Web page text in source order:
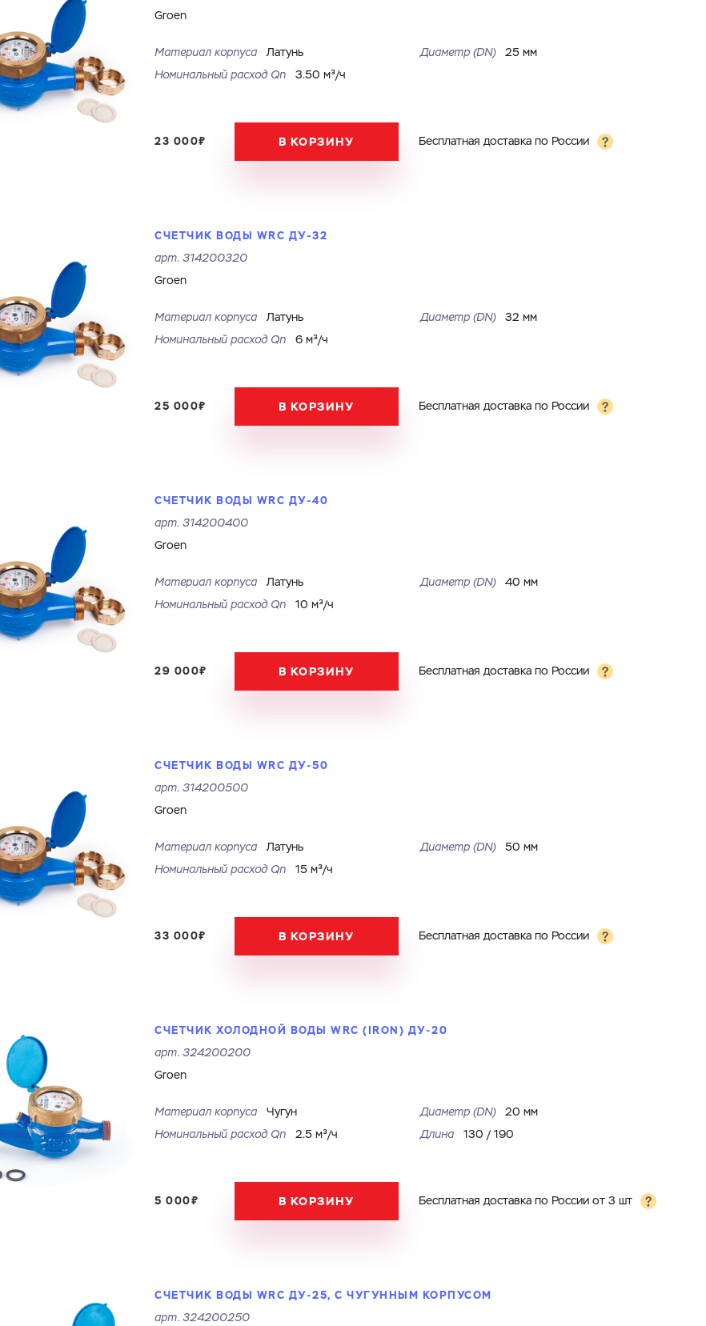
Электронная почта
Комментарий
Номер телефона
Перечислите товары, которые вас интересуют и укажите какую информацию
Номер телефона
Электронная почта
Groen
Материал корпуса Латунь Диаметр (DN)
25 мм
Номинальный расход Qn
3.50 м³/ч
23 000₽ В КОРЗИНУ Бесплатная доставка по России
СЧЕТЧИК ВОДЫ WRC ДУ-32
арт. 314200320
Groen
Материал корпуса Латунь Диаметр (DN)
32 мм
Номинальный расход Qn
6 м³/ч
25 000₽ В КОРЗИНУ Бесплатная доставка по России
СЧЕТЧИК ВОДЫ WRC ДУ-40
арт. 314200400
Groen
Материал корпуса Латунь Диаметр (DN)
40 мм
Номинальный расход Qn
10 м³/ч
29 000₽ В КОРЗИНУ Бесплатная доставка по России
СЧЕТЧИК ВОДЫ WRC ДУ-50
арт. 314200500
Groen
Материал корпуса Латунь Диаметр (DN)
50 мм
Номинальный расход Qn
15 м³/ч
33 000₽ В КОРЗИНУ Бесплатная доставка по России
СЧЕТЧИК ХОЛОДНОЙ ВОДЫ WRC (IRON) ДУ-20
арт. 324200200
Groen
Материал корпуса Чугун Диаметр (DN)
20 мм
Номинальный расход Qn
2.5 м³/ч Длина 130 / 190
5 000₽ В КОРЗИНУ Бесплатная доставка по России от 3 шт
СЧЕТЧИК ВОДЫ WRC ДУ-25, С ЧУГУННЫМ КОРПУСОМ
арт. 324200250